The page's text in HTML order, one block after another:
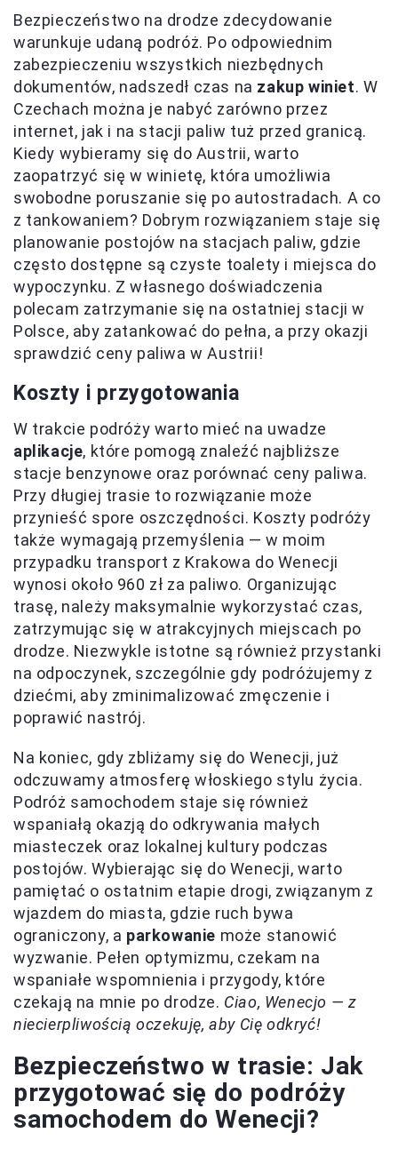
Bezpieczeństwo na drodze zdecydowanie
warunkuje udaną podróż. Po odpowiednim
zabezpieczeniu wszystkich niezbędnych
dokumentów, nadszedł czas na zakup winiet. W
Czechach można je nabyć zarówno przez
internet, jak i na stacji paliw tuż przed granicą.
Kiedy wybieramy się do Austrii, warto
zaopatrzyć się w winietę, która umożliwia
swobodne poruszanie się po autostradach. A co
z tankowaniem? Dobrym rozwiązaniem staje się
planowanie postojów na stacjach paliw, gdzie
często dostępne są czyste toalety i miejsca do
wypoczynku. Z własnego doświadczenia
polecam zatrzymanie się na ostatniej stacji w
Polsce, aby zatankować do pełna, a przy okazji
sprawdzić ceny paliwa w Austrii!
Koszty i przygotowania
W trakcie podróży warto mieć na uwadze
aplikacje, które pomogą znaleźć najbliższe
stacje benzynowe oraz porównać ceny paliwa.
Przy długiej trasie to rozwiązanie może
przynieść spore oszczędności. Koszty podróży
także wymagają przemyślenia — w moim
przypadku transport z Krakowa do Wenecji
wynosi około 960 zł za paliwo. Organizując
trasę, należy maksymalnie wykorzystać czas,
zatrzymując się w atrakcyjnych miejscach po
drodze. Niezwykle istotne są również przystanki
na odpoczynek, szczególnie gdy podróżujemy z
dziećmi, aby zminimalizować zmęczenie i
poprawić nastrój.
Na koniec, gdy zbliżamy się do Wenecji, już
odczuwamy atmosferę włoskiego stylu życia.
Podróż samochodem staje się również
wspaniałą okazją do odkrywania małych
miasteczek oraz lokalnej kultury podczas
postojów. Wybierając się do Wenecji, warto
pamiętać o ostatnim etapie drogi, związanym z
wjazdem do miasta, gdzie ruch bywa
ograniczony, a parkowanie może stanowić
wyzwanie. Pełen optymizmu, czekam na
wspaniałe wspomnienia i przygody, które
czekają na mnie po drodze. Ciao, Wenecjo — z
niecierpliwością oczekuję, aby Cię odkryć!
Bezpieczeństwo w trasie: Jak
przygotować się do podróży
samochodem do Wenecji?